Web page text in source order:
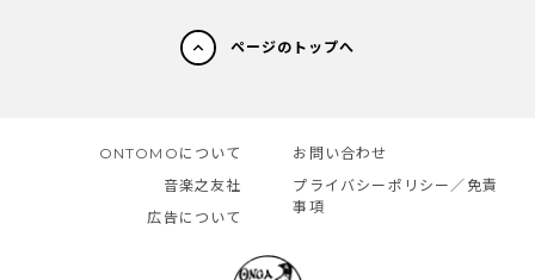
ページのトップへ
ONTOMOについて
音楽之友社
広告について
お問い合わせ
プライバシーポリシー／免責
事項